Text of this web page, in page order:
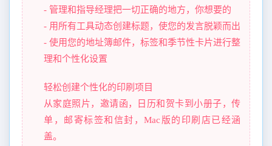
- 管理和指导经理把一切正确的地方，你想要的
- 用所有工具动态创建标题，使您的发言脱颖而出
- 使用您的地址簿邮件，标签和季节性卡片进行整
理和个性化设置
轻松创建个性化的印刷项目
从家庭照片，邀请函，日历和贺卡到小册子，传
单，邮寄标签和信封，Mac版的印刷店已经涵
盖。